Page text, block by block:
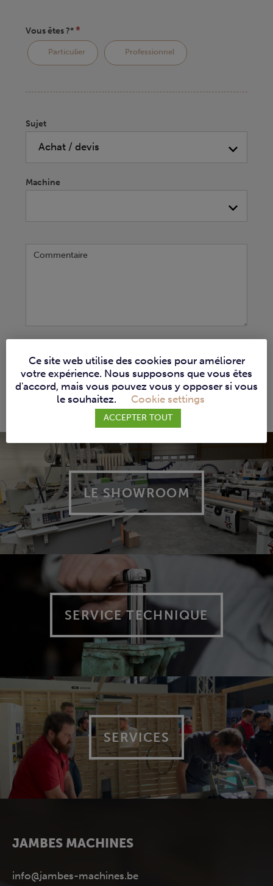
Vous êtes ?**
Particulier Professionnel
Sujet
Machine
Commentaire
S'INSCRIRE
LE SHOWROOM
SERVICE TECHNIQUE
SERVICES
JAMBES MACHINES
info@jambes-machines.be
Ce site web utilise des cookies pour améliorer
votre expérience. Nous supposons que vous êtes
d'accord, mais vous pouvez vous y opposer si vous
le souhaitez.
Cookie settings
ACCEPTER TOUT